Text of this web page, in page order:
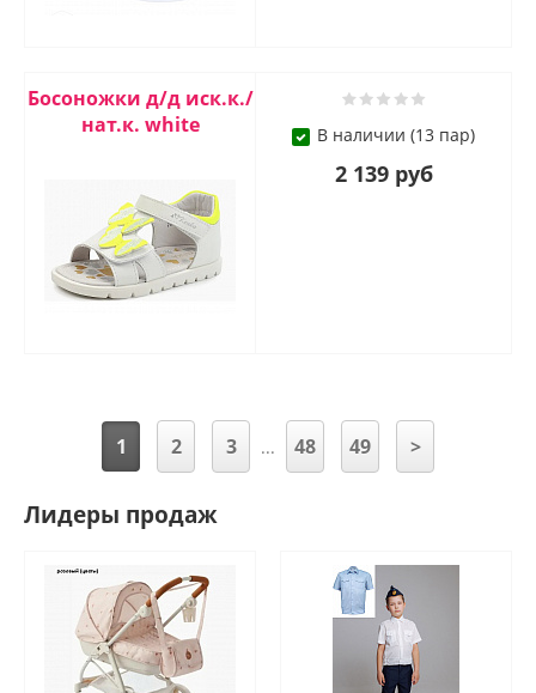
Босоножки д/д иск.к./
нат.к. white
В наличии (13 пар)
2 139 руб
1 2 3 ... 48 49 >
Лидеры продаж